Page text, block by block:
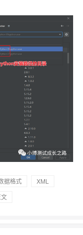
据格式
XML